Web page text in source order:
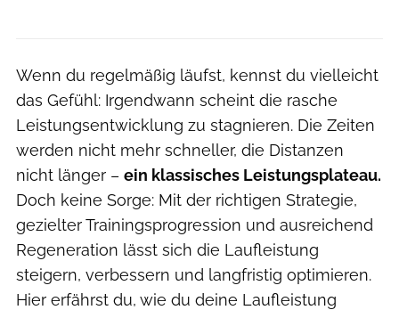
Wenn du regelmäßig läufst, kennst du vielleicht
das Gefühl: Irgendwann scheint die rasche
Leistungsentwicklung zu stagnieren. Die Zeiten
werden nicht mehr schneller, die Distanzen
nicht länger – ein klassisches Leistungsplateau.
Doch keine Sorge: Mit der richtigen Strategie,
gezielter Trainingsprogression und ausreichend
Regeneration lässt sich die Laufleistung
steigern, verbessern und langfristig optimieren.
Hier erfährst du, wie du deine Laufleistung